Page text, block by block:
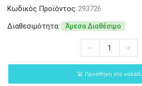
Κωδικός Προϊόντος: 293726
Διαθεσιμότητα:
Άμεσα Διαθέσιμο
Προσθήκη στο καλάθι